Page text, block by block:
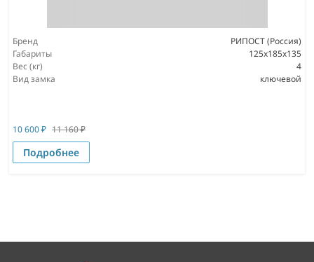
Бренд
РИПОСТ (Россия)
Габариты
125x185x135
Вес (кг)
4
Вид замка
ключевой
10 600₽ 11 160₽
Подробнее